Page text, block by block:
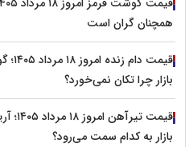
همچنان گران است
بازار چرا تکان نمی‌خورد؟
بازار به کدام سمت می‌رود؟